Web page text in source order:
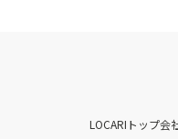
LOCARIトップ会